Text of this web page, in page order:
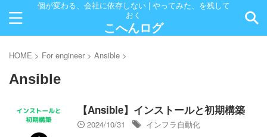
個が変わる、会社に依存しない | やってみた、を残して
おく
こへんログ
HOME > For engineer > Ansible >
Ansible
【Ansible】インストールと初期構築
2024/10/31 インフラ自動化